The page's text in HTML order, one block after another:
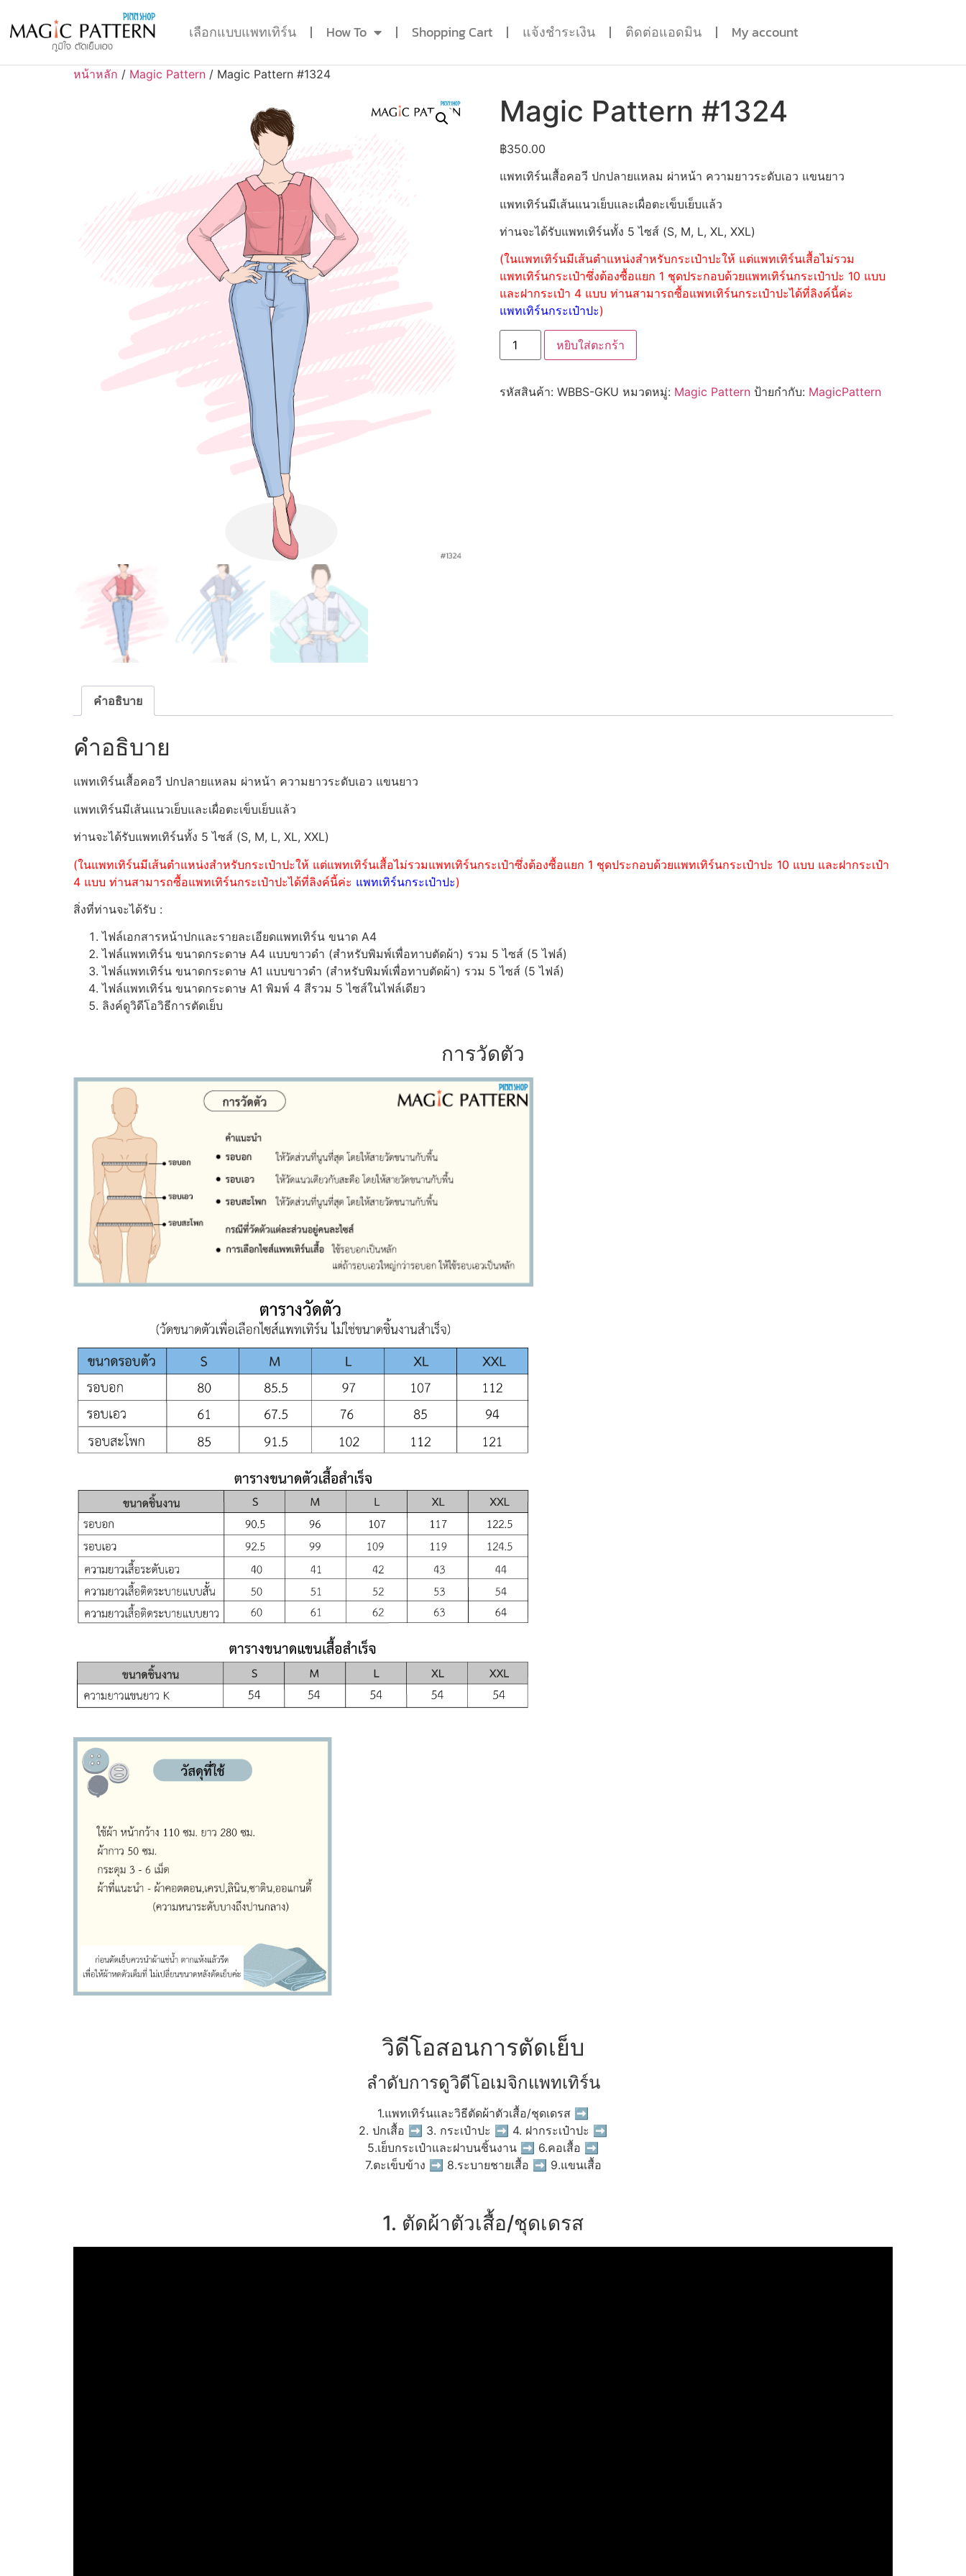
เลือกแบบแพทเทิร์น How To Shopping Cart แจ้งชำระเงิน ติดต่อแอดมิน My account
หน้าหลัก / Magic Pattern / Magic Pattern #1324
Magic Pattern #1324
฿350.00
แพทเทิร์นเสื้อคอวี ปกปลายแหลม ผ่าหน้า ความยาวระดับเอว แขนยาว
แพทเทิร์นมีเส้นแนวเย็บและเผื่อตะเข็บเย็บแล้ว
ท่านจะได้รับแพทเทิร์นทั้ง 5 ไซส์ (S, M, L, XL, XXL)
(ในแพทเทิร์นมีเส้นตำแหน่งสำหรับกระเป๋าปะให้ แต่แพทเทิร์นเสื้อไม่รวม
แพทเทิร์นกระเป๋าซึ่งต้องซื้อแยก 1 ชุดประกอบด้วยแพทเทิร์นกระเป๋าปะ 10 แบบ
และฝากระเป๋า 4 แบบ ท่านสามารถซื้อแพทเทิร์นกระเป๋าปะได้ที่ลิงค์นี้ค่ะ
แพทเทิร์นกระเป๋าปะ)
หยิบใส่ตะกร้า
รหัสสินค้า: WBBS-GKU หมวดหมู่: Magic Pattern ป้ายกำกับ: MagicPattern
คำอธิบาย
คำอธิบาย
แพทเทิร์นเสื้อคอวี ปกปลายแหลม ผ่าหน้า ความยาวระดับเอว แขนยาว
แพทเทิร์นมีเส้นแนวเย็บและเผื่อตะเข็บเย็บแล้ว
ท่านจะได้รับแพทเทิร์นทั้ง 5 ไซส์ (S, M, L, XL, XXL)
(ในแพทเทิร์นมีเส้นตำแหน่งสำหรับกระเป๋าปะให้ แต่แพทเทิร์นเสื้อไม่รวมแพทเทิร์นกระเป๋าซึ่งต้องซื้อแยก 1 ชุดประกอบด้วยแพทเทิร์นกระเป๋าปะ 10 แบบ และฝากระเป๋า
4 แบบ ท่านสามารถซื้อแพทเทิร์นกระเป๋าปะได้ที่ลิงค์นี้ค่ะ แพทเทิร์นกระเป๋าปะ)
สิ่งที่ท่านจะได้รับ :
ไฟล์เอกสารหน้าปกและรายละเอียดแพทเทิร์น ขนาด A4
ไฟล์แพทเทิร์น ขนาดกระดาษ A4 แบบขาวดำ (สำหรับพิมพ์เพื่อทาบตัดผ้า) รวม 5 ไซส์ (5 ไฟล์)
ไฟล์แพทเทิร์น ขนาดกระดาษ A1 แบบขาวดำ (สำหรับพิมพ์เพื่อทาบตัดผ้า) รวม 5 ไซส์ (5 ไฟล์)
ไฟล์แพทเทิร์น ขนาดกระดาษ A1 พิมพ์ 4 สีรวม 5 ไซส์ในไฟล์เดียว
ลิงค์ดูวิดีโอวิธีการตัดเย็บ
การวัดตัว
วิดีโอสอนการตัดเย็บ
ลำดับการดูวิดีโอเมจิกแพทเทิร์น
1.แพทเทิร์นและวิธีตัดผ้าตัวเสื้อ/ชุดเดรส ➡
2. ปกเสื้อ ➡ 3. กระเป๋าปะ ➡ 4. ฝากระเป๋าปะ ➡
5.เย็บกระเป๋าและฝาบนชิ้นงาน ➡ 6.คอเสื้อ ➡
7.ตะเข็บข้าง ➡ 8.ระบายชายเสื้อ ➡ 9.แขนเสื้อ
1. ตัดผ้าตัวเสื้อ/ชุดเดรส